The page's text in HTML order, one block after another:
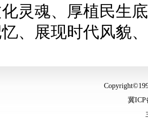
灵魂、厚植民生
、展现时代风貌
冀ICP